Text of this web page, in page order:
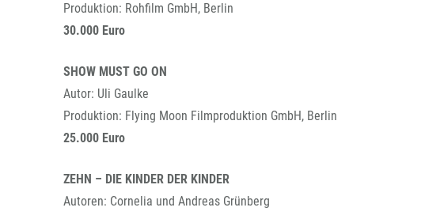
Produktion: Rohfilm GmbH, Berlin
30.000 Euro
SHOW MUST GO ON
Autor: Uli Gaulke
Produktion: Flying Moon Filmproduktion GmbH, Berlin
25.000 Euro
ZEHN – DIE KINDER DER KINDER
Autoren: Cornelia und Andreas Grünberg